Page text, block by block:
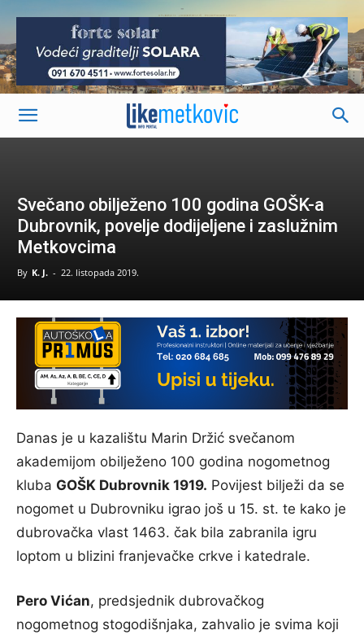
-
Svečano obilježeno 100 godina GOŠK-a
Dubrovnik, povelje dodijeljene i zaslužnim
Metkovcima
By K. J. - 22. listopada 2019.
Danas je u kazalištu Marin Držić svečanom
akademijom obilježeno 100 godina nogometnog
kluba GOŠK Dubrovnik 1919. Povijest bilježi da se
nogomet u Dubrovniku igrao još u 15. st. te kako je
dubrovačka vlast 1463. čak bila zabranila igru
loptom u blizini franjevačke crkve i katedrale.
Pero Vićan, predsjednik dubrovačkog
nogometnog stogodišnjaka, zahvalio je svima koji